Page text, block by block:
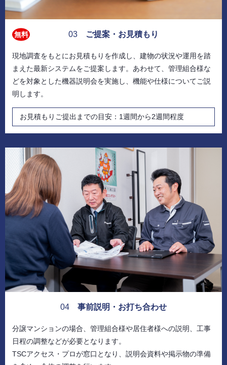
無料 03 ご提案・お見積もり
現地調査をもとにお見積もりを作成し、建物の状況や運用を踏
まえた最新システムをご提案します。あわせて、管理組合様な
どを対象とした機器説明会を実施し、機能や仕様についてご説
明します。
お見積もりご提出までの目安：1週間から2週間程度
04 事前説明・お打ち合わせ
分譲マンションの場合、管理組合様や居住者様への説明、工事
日程の調整などが必要となります。
TSCアクセス・プロが窓口となり、説明会資料や掲示物の準備